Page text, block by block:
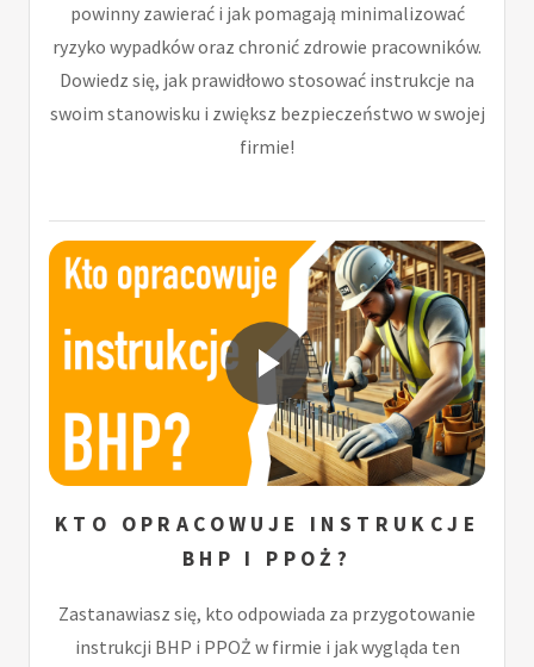
powinny zawierać i jak pomagają minimalizować
ryzyko wypadków oraz chronić zdrowie pracowników.
Dowiedz się, jak prawidłowo stosować instrukcje na
swoim stanowisku i zwiększ bezpieczeństwo w swojej
firmie!
KTO OPRACOWUJE INSTRUKCJE
BHP I PPOŻ?
Zastanawiasz się, kto odpowiada za przygotowanie
instrukcji BHP i PPOŻ w firmie i jak wygląda ten